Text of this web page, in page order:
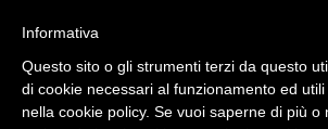
DESIGN
EVENTI
Informativa
Questo sito o gli strumenti terzi da questo
di cookie necessari al funzionamento ed
nella cookie policy. Se vuoi saperne di più o